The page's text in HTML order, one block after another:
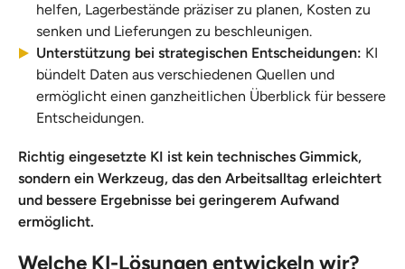
helfen, Lagerbestände präziser zu planen, Kosten zu
senken und Lieferungen zu beschleunigen.
Unterstützung bei strategischen Entscheidungen: KI
bündelt Daten aus verschiedenen Quellen und
ermöglicht einen ganzheitlichen Überblick für bessere
Entscheidungen.
Richtig eingesetzte KI ist kein technisches Gimmick,
sondern ein Werkzeug, das den Arbeitsalltag erleichtert
und bessere Ergebnisse bei geringerem Aufwand
ermöglicht.
Welche KI-Lösungen entwickeln wir?